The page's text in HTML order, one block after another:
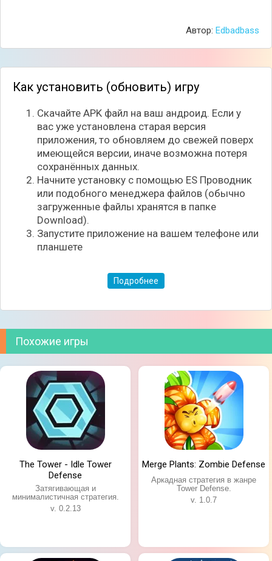
За каждой волной противников будет следовать
босс, битва с которым может оказаться довольно
сложной, поэтому не забывайте оставлять
некоторые силы напоследок. Получайте золотые
героев, замок и открыть новых персонажей.
Автор: Edbadbass
Как установить (обновить) игру
Скачайте APK файл на ваш андроид. Если у
вас уже установлена старая версия
приложения, то обновляем до свежей поверх
имеющейся версии, иначе возможна потеря
сохранённых данных.
Начните установку с помощью ES Проводник
или подобного менеджера файлов (обычно
загруженные файлы хранятся в папке
Download).
Запустите приложение на вашем телефоне или
планшете
Подробнее
Похожие игры
The Tower - Idle Tower
Defense
Затягивающая и
минималистичная стратегия.
v. 0.2.13
Merge Plants: Zombie Defense
Аркадная стратегия в жанре
Tower Defense.
v. 1.0.7